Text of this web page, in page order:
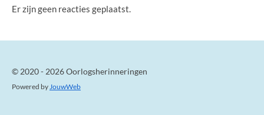
Er zijn geen reacties geplaatst.
© 2020 - 2026 Oorlogsherinneringen
Powered by JouwWeb